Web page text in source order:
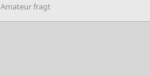
Amateur fragt